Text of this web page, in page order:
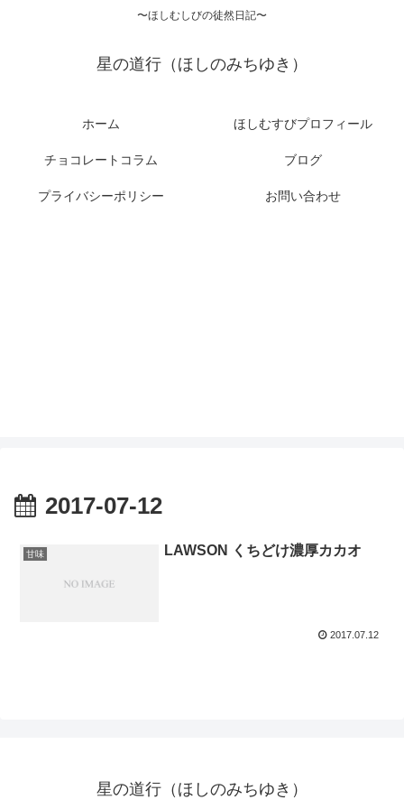
〜ほしむしびの徒然日記〜
星の道行（ほしのみちゆき）
ホーム ほしむすびプロフィール
チョコレートコラム ブログ
プライバシーポリシー お問い合わせ
2017-07-12
甘味 LAWSON くちどけ濃厚カカオ
2017.07.12
星の道行（ほしのみちゆき）